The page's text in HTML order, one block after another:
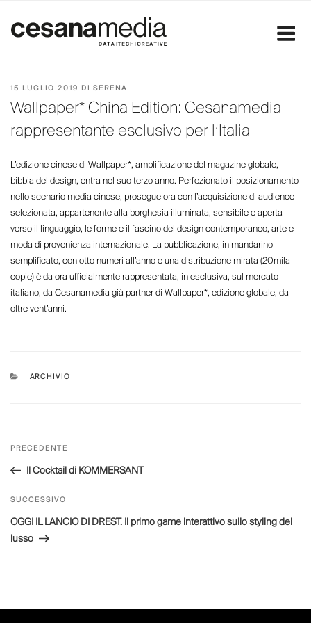
contenuto
PUBBLICATO
IL
15 LUGLIO 2019 DI SERENA
Wallpaper* China Edition: Cesanamedia
rappresentante esclusivo per l’Italia
L’edizione cinese di Wallpaper*, amplificazione del magazine globale,
bibbia del design, entra nel suo terzo anno. Perfezionato il posizionamento
nello scenario media cinese, prosegue ora con l’acquisizione di audience
selezionata, appartenente alla borghesia illuminata, sensibile e aperta
verso il linguaggio, le forme e il fascino del design contemporaneo, arte e
moda di provenienza internazionale. La pubblicazione, in mandarino
semplificato, con otto numeri all’anno e una distribuzione mirata (20mila
copie) è da ora ufficialmente rappresentata, in esclusiva, sul mercato
italiano, da Cesanamedia già partner di Wallpaper*, edizione globale, da
oltre vent’anni.
CATEGORIE
ARCHIVIO
Navigazione
articoli
Articolo
precedente:
PRECEDENTE
Il Cocktail di KOMMERSANT
Articolo
successivo
SUCCESSIVO
OGGI IL LANCIO DI DREST. Il primo game interattivo sullo styling del
lusso